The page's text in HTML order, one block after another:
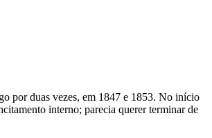
por duas vezes, em 1847 e 1853. No início
interno; parecia querer terminar de